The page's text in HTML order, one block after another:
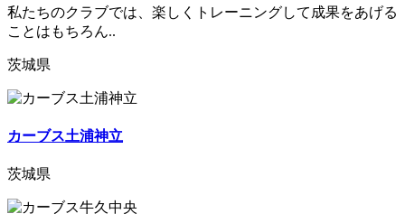
私たちのクラブでは、楽しくトレーニングして成果をあげる
ことはもちろん..
茨城県
カーブス土浦神立
茨城県